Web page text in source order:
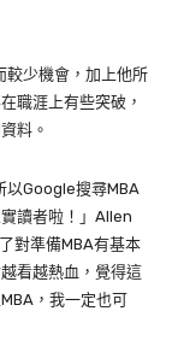
較少機會，加上他所
職涯上有些突破，
料。
以Google搜尋MBA
讀者啦！」 Allen
對準備MBA有基本
看越熱血，覺得這
MBA ，我一定也可